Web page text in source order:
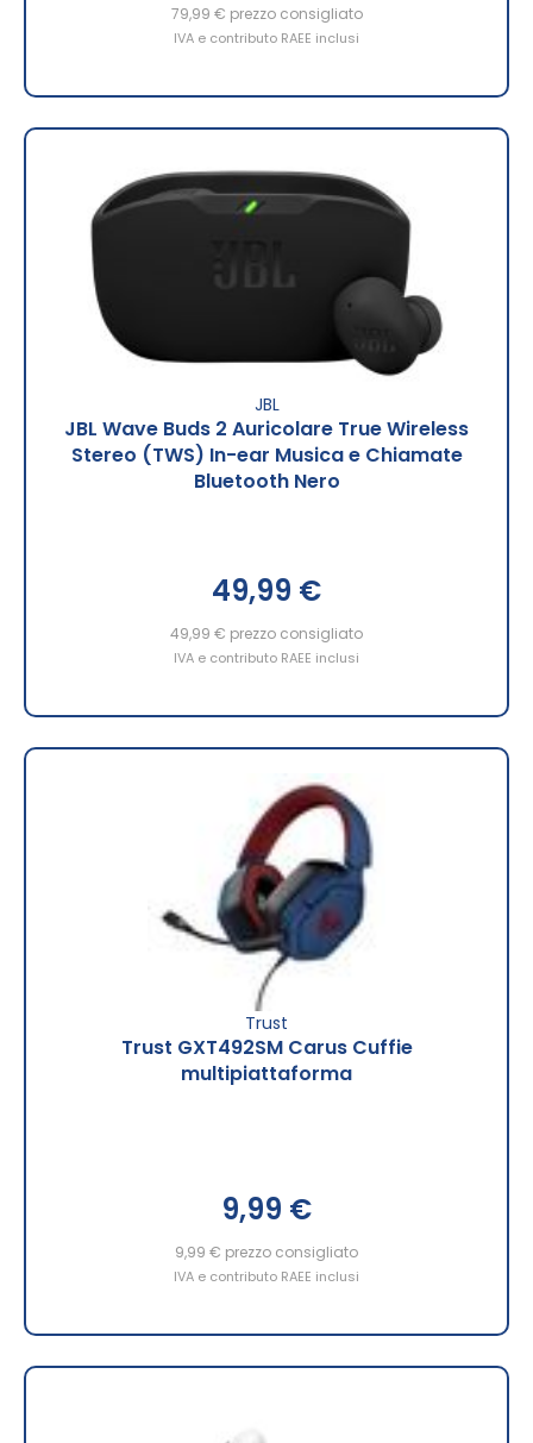
79,99 € prezzo consigliato
IVA e contributo RAEE inclusi
JBL
JBL Wave Buds 2 Auricolare True Wireless
Stereo (TWS) In-ear Musica e Chiamate
Bluetooth Nero
49,99 €
49,99 € prezzo consigliato
IVA e contributo RAEE inclusi
Trust
Trust GXT492SM Carus Cuffie
multipiattaforma
9,99 €
9,99 € prezzo consigliato
IVA e contributo RAEE inclusi